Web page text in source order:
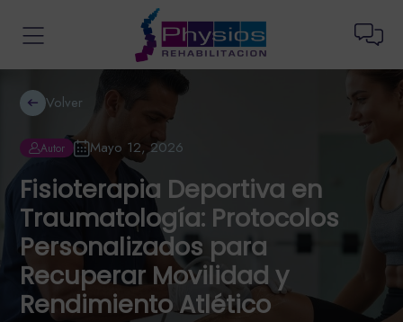
Volver
Autor Mayo 12, 2026
Fisioterapia Deportiva en
Traumatología: Protocolos
Personalizados para
Recuperar Movilidad y
Rendimiento Atlético